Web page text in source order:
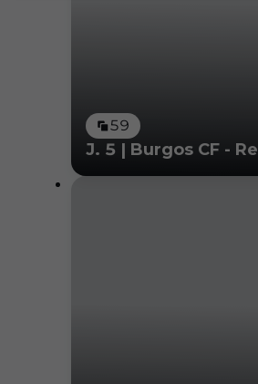
59
J. 5 | Burgos CF -